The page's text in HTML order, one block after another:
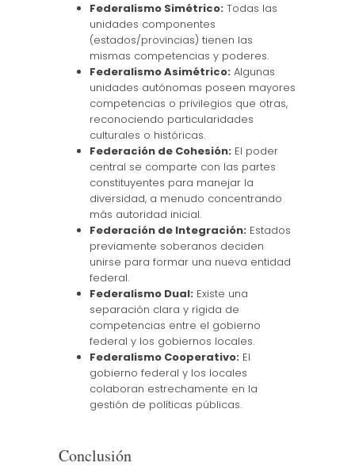
Federalismo Simétrico:Todas las
unidades componentes
(estados/provincias) tienen las
mismas competencias y poderes.
Federalismo Asimétrico:Algunas
unidades autónomas poseen mayores
competencias o privilegios que otras,
reconociendo particularidades
culturales o históricas.
Federación de Cohesión:El poder
central se comparte con las partes
constituyentes para manejar la
diversidad, a menudo concentrando
más autoridad inicial.
Federación de Integración:Estados
previamente soberanos deciden
unirse para formar una nueva entidad
federal.
Federalismo Dual:Existe una
separación clara y rígida de
competencias entre el gobierno
federal y los gobiernos locales.
Federalismo Cooperativo:El
gobierno federal y los locales
colaboran estrechamente en la
gestión de políticas públicas.
Conclusión